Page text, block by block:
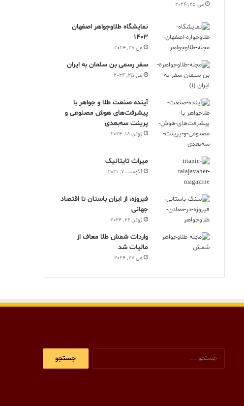
می 25, 2024
نمایشگاه طلاوجواهر اصفهان
1403
می 28, 2024
سفر رسمی بن سلمان به ایران
می 25, 2024
آینده صنعت طلا و جواهر با
پیشرفت‌های هوش مصنوعی و
پرینت سه‌بعدی
ژوئن 18, 2024
ميراث تايتانيک
آگوست 7, 2021
فیروزه، از ایران باستان تا اقتصاد
جهانی
ژوئن 26, 2024
واردات شمش طلا معاف از
مالیات شد
می 27, 2024